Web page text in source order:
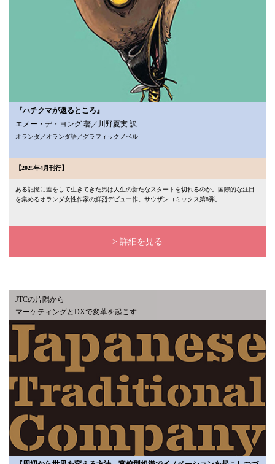
『ハチクマが還るところ』
エメー・デ・ヨング 著／川野夏実 訳
オランダ／オランダ語／グラフィックノベル
【2025年4月刊行】
ある記憶に蓋をして生きてきた男は人生の新たなスタートを切れるのか。国際的な注目
を集めるオランダ女性作家の鮮烈デビュー作。サウザンコミックス第8弾。
> 詳細を見る
JTCの片隅から
マーケティングとDXで変革を起こす